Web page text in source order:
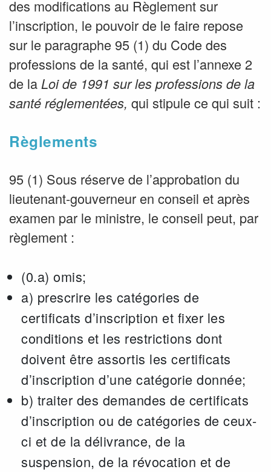
des modifications au Règlement sur
l’inscription, le pouvoir de le faire repose
sur le paragraphe 95 (1) du Code des
professions de la santé, qui est l’annexe 2
de la Loi de 1991 sur les professions de la
santé réglementées, qui stipule ce qui suit :
Règlements
95 (1) Sous réserve de l’approbation du
lieutenant-gouverneur en conseil et après
examen par le ministre, le conseil peut, par
règlement :
(0.a) omis;
a) prescrire les catégories de
certificats d’inscription et fixer les
conditions et les restrictions dont
doivent être assortis les certificats
d’inscription d’une catégorie donnée;
b) traiter des demandes de certificats
d’inscription ou de catégories de ceux-
ci et de la délivrance, de la
suspension, de la révocation et de